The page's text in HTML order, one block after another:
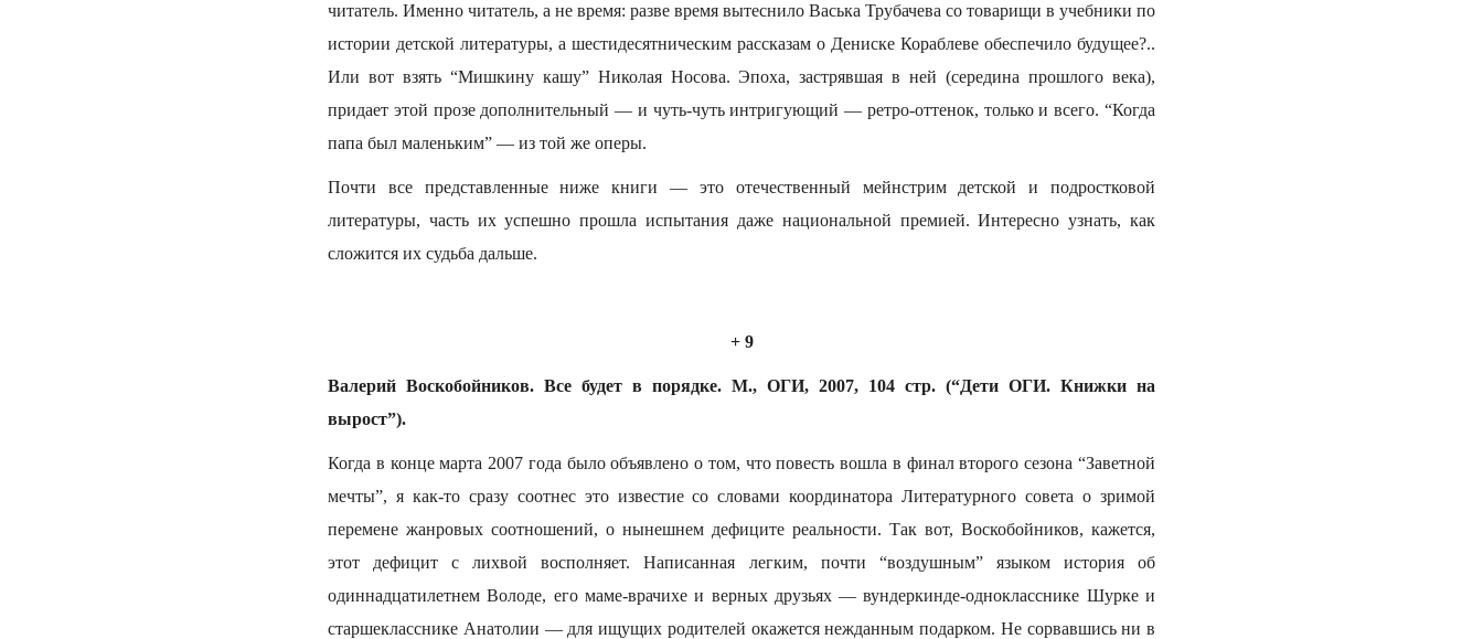
читатель. Именно читатель, а не время: разве время вытеснило Васька Трубачева со товарищи в учебники по
истории детской литературы, а шестидесятническим рассказам о Дениске Кораблеве обеспечило будущее?..
Или вот взять “Мишкину кашу” Николая Носова. Эпоха, застрявшая в ней (середина прошлого века),
придает этой прозе дополнительный — и чуть-чуть интригующий — ретро-оттенок, только и всего. “Когда
папа был маленьким” — из той же оперы.
Почти все представленные ниже книги — это отечественный мейнстрим детской и подростковой
литературы, часть их успешно прошла испытания даже национальной премией. Интересно узнать, как
сложится их судьба дальше.
+ 9
Валерий Воскобойников. Все будет в порядке. М., ОГИ, 2007, 104 стр. (“Дети ОГИ. Книжки на
вырост”).
Когда в конце марта 2007 года было объявлено о том, что повесть вошла в финал второго сезона “Заветной
мечты”, я как-то сразу соотнес это известие со словами координатора Литературного совета о зримой
перемене жанровых соотношений, о нынешнем дефиците реальности. Так вот, Воскобойников, кажется,
этот дефицит с лихвой восполняет. Написанная легким, почти “воздушным” языком история об
одиннадцатилетнем Володе, его маме-врачихе и верных друзьях — вундеркинде-однокласснике Шурке и
старшекласснике Анатолии — для ищущих родителей окажется нежданным подарком. Не сорвавшись ни в